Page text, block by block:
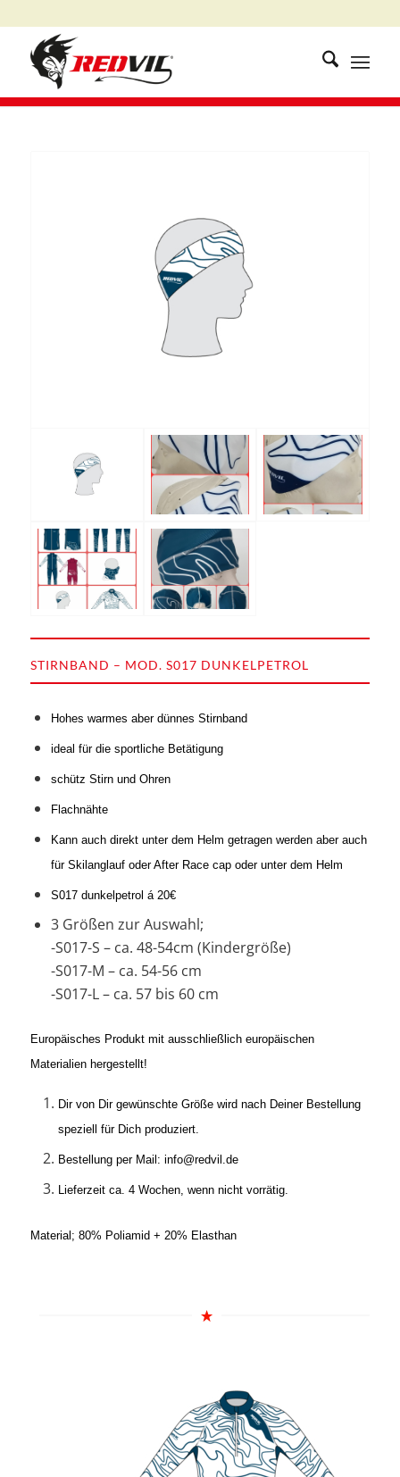
STIRNBAND – MOD. S017 DUNKELPETROL
Hohes warmes aber dünnes Stirnband
ideal für die sportliche Betätigung
schütz Stirn und Ohren
Flachnähte
Kann auch direkt unter dem Helm getragen werden aber auch
für Skilanglauf oder After Race cap oder unter dem Helm
S017 dunkelpetrol á 20€
3 Größen zur Auswahl;
-S017-S – ca. 48-54cm (Kindergröße)
-S017-M – ca. 54-56 cm
-S017-L – ca. 57 bis 60 cm
Europäisches Produkt mit ausschließlich europäischen
Materialien hergestellt!
Dir von Dir gewünschte Größe wird nach Deiner Bestellung
speziell für Dich produziert.
Bestellung per Mail: info@redvil.de
Lieferzeit ca. 4 Wochen, wenn nicht vorrätig.
Material; 80% Poliamid + 20% Elasthan